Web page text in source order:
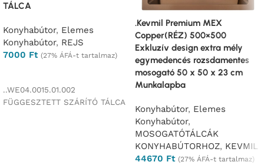
TÁLCA
Konyhabútor, Elemes
Konyhabútor, REJS
7000 Ft (27% ÁFÁ-t tartalmaz)
..WE04.0015.01.002
FÜGGESZTETT SZÁRÍTÓ TÁLCA
.Kevmil Premium MEX
Copper(RÉZ) 500×500
Exkluzív design extra mély
egymedencés rozsdamentes
mosogató 50 x 50 x 23 cm
Munkalapba
Konyhabútor, Elemes
Konyhabútor,
MOSOGATÓTÁLCÁK
KONYHABÚTORHOZ, KEVMIL
44670 Ft (27% ÁFÁ-t tartalmaz)